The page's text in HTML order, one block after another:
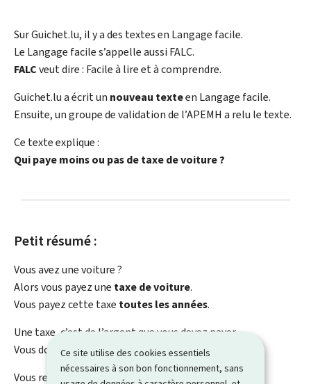
Ce site utilise des cookies essentiels
nécessaires à son bon fonctionnement, sans
Sur Guichet.lu, il y a des textes en Langage facile.
Le Langage facile s’appelle aussi FALC.
FALCveut dire : Facile à lire et à comprendre.
Guichet.lu a écrit un nouveau texteen Langage facile.
Ensuite, un groupe de validation de l’APEMH a relu le texte.
Ce texte explique :
Qui paye moins ou pas de taxe de voiture ?
Petit résumé :
Vous avez une voiture ?
Alors vous payez une taxe de voiture.
Vous payez cette taxe toutes les années.
Une taxe, c’est de l’argent que vous devez payer.
Vous donnez cet argent à l’État du Luxembourg.
Vous recevez alors une vignette fiscale